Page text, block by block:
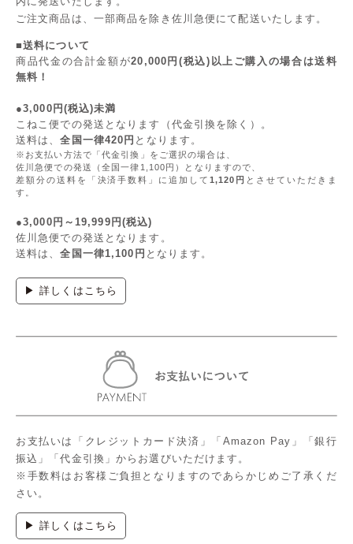
ご注文商品は、一部商品を除き佐川急便にて配送いたします。
■送料について
商品代金の合計金額が20,000円(税込)以上ご購入の場合は送料
無料！
●3,000円(税込)未満
こねこ便での発送となります（代金引換を除く）。
送料は、全国一律420円 となります。
※お支払い方法で「代金引換」をご選択の場合は、
佐川急便での発送（全国一律1,100円）となりますので、
差額分の送料を「決済手数料」に追加して 1,120円 とさせていただきま
す。
●3,000円～19,999円(税込)
佐川急便での発送となります。
送料は、全国一律1,100円 となります。
▶ 詳しくはこちら
お支払いは「クレジットカード決済」「Amazon Pay」「銀行
振込」「代金引換」からお選びいただけます。
※手数料はお客様ご負担となりますのであらかじめご了承くだ
さい。
▶ 詳しくはこちら